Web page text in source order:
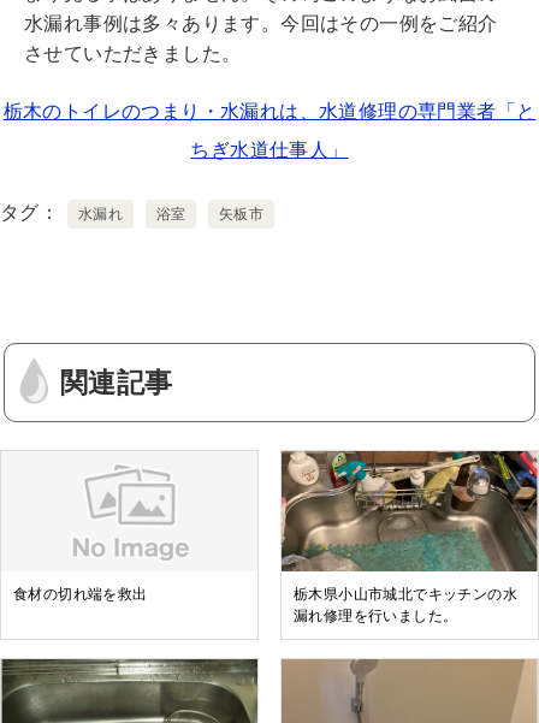
水漏れ事例は多々あります。今回はその一例をご紹介
させていただきました。
栃木のトイレのつまり・水漏れは、水道修理の専門業者「と
ちぎ水道仕事人」
タグ 水漏れ 浴室 矢板市
関連記事
食材の切れ端を救出
栃木県小山市城北でキッチンの水
漏れ修理を行いました。